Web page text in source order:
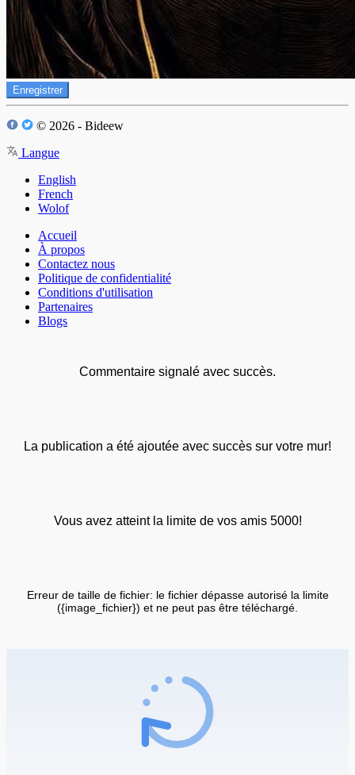
Enregistrer
© 2026 - Bideew
Langue
English
French
Wolof
Accueil
À propos
Contactez nous
Politique de confidentialité
Conditions d'utilisation
Partenaires
Blogs
Commentaire signalé avec succès.
La publication a été ajoutée avec succès sur votre mur!
Vous avez atteint la limite de vos amis 5000!
Erreur de taille de fichier: le fichier dépasse autorisé la limite
({image_fichier}) et ne peut pas être téléchargé.